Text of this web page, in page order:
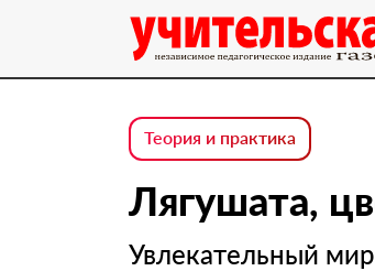
Теория и практика
Лягушата,
Увлекательный